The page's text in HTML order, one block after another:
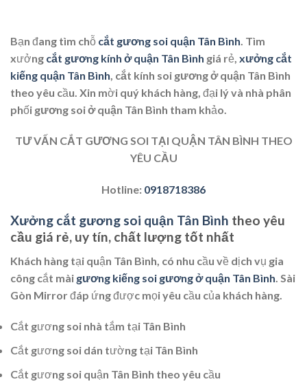
Bạn đang tìm chỗ cắt gương soi quận Tân Bình . Tìm
xưởng cắt gương kính ở quận Tân Bình giá rẻ, xưởng cắt
kiếng quận Tân Bình cắt kính soi gương ở quận Tân Bình
theo yêu cầu. Xin mời quý khách hàng, đại lý và nhà phân
phối gương soi ở quận Tân Bình tham khảo.
TƯ VẤN CẮT GƯƠNG SOI TẠI QUẬN TÂN BÌNH THEO
YÊU CẦU
Hotline: 0918718386
Xưởng cắt gương soi quận Tân Bình theo yêu
cầu giá rẻ, uy tín, chất lượng tốt nhất
Khách hàng tại quận Tân Bình, có nhu cầu về dịch vụ gia
công cắt mài gương kiếng soi gương ở quận Tân Bình . Sài
Gòn Mirror đáp ứng được mọi yêu cầu của khách hàng.
Cắt gương soi nhà tắm tại Tân Bình
Cắt gương soi dán tường tại Tân Bình
Cắt gương soi quận Tân Bình theo yêu cầu